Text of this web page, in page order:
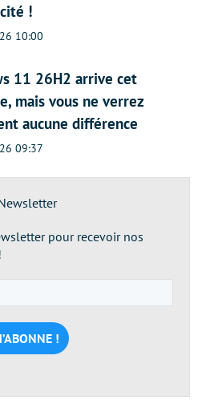
!
10:00
11 26H2 arrive cet
mais vous ne verrez
aucune différence
09:37
pour recevoir nos
e-
mail
*